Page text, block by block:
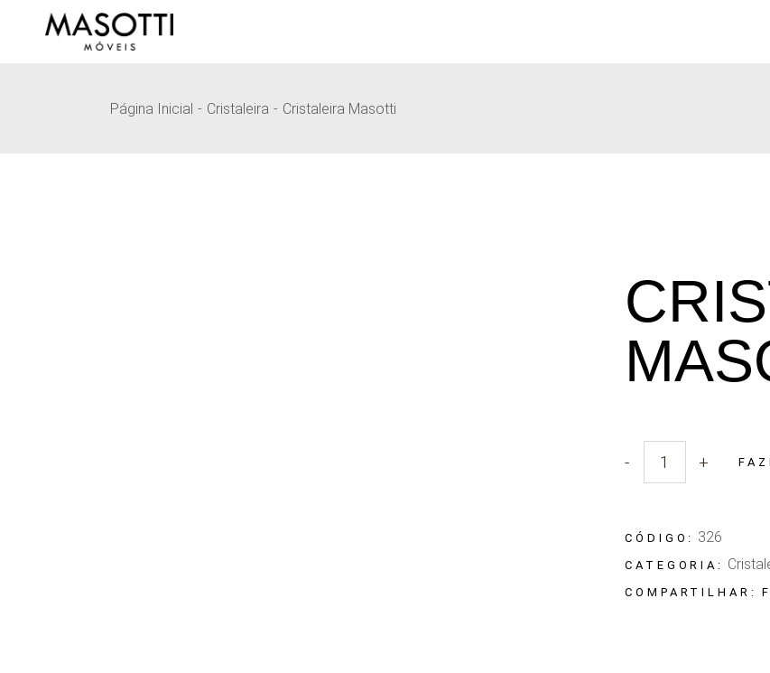
Página Inicial Cristaleira Cristaleira Masotti
Quantidade Cristaleira
- +
CÓDIGO: 326
CATEGORIA:
COMPARTILHAR: